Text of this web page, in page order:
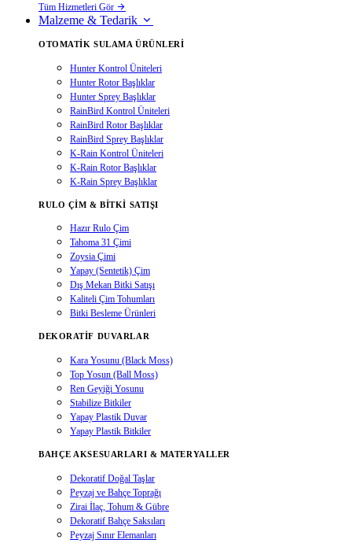
Tüm Hizmetleri Gör
Malzeme & Tedarik
OTOMATIK SULAMA ÜRÜNLERI
Hunter Kontrol Üniteleri
Hunter Rotor Başlıklar
Hunter Sprey Başlıklar
RainBird Kontrol Üniteleri
RainBird Rotor Başlıklar
RainBird Sprey Başlıklar
K-Rain Kontrol Üniteleri
K-Rain Rotor Başlıklar
K-Rain Sprey Başlıklar
RULO ÇIM & BITKI SATIŞI
Hazır Rulo Çim
Tahoma 31 Çimi
Zoysia Çimi
Yapay (Sentetik) Çim
Dış Mekan Bitki Satışı
Kaliteli Çim Tohumları
Bitki Besleme Ürünleri
DEKORATIF DUVARLAR
Kara Yosunu (Black Moss)
Top Yosun (Ball Moss)
Ren Geyiği Yosunu
Stabilize Bitkiler
Yapay Plastik Duvar
Yapay Plastik Bitkiler
BAHÇE AKSESUARLARI & MATERYALLER
Dekoratif Doğal Taşlar
Peyzaj ve Bahçe Toprağı
Zirai İlaç, Tohum & Gübre
Dekoratif Bahçe Saksıları
Peyzaj Sınır Elemanları